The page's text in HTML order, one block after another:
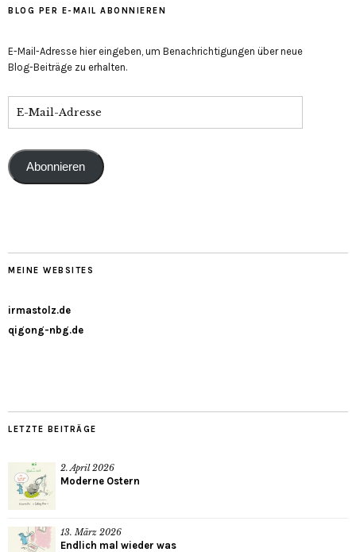
BLOG PER E-MAIL ABONNIEREN
E-Mail-Adresse hier eingeben, um Benachrichtigungen über neue
Blog-Beiträge zu erhalten.
Abonnieren
MEINE WEBSITES
irmastolz.de
qigong-nbg.de
LETZTE BEITRÄGE
2. April 2026
Moderne Ostern
13. März 2026
Endlich mal wieder was